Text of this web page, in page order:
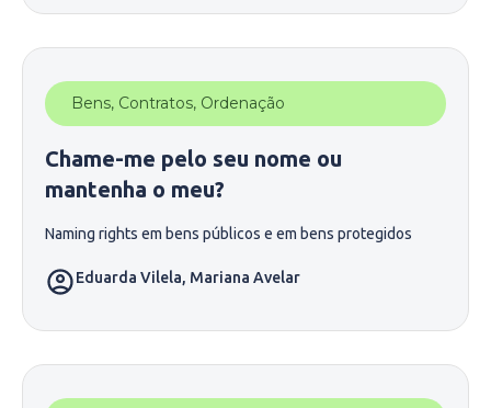
Bens, Contratos, Ordenação
Chame-me pelo seu nome ou
mantenha o meu?
Naming rights em bens públicos e em bens protegidos
Eduarda Vilela, Mariana Avelar